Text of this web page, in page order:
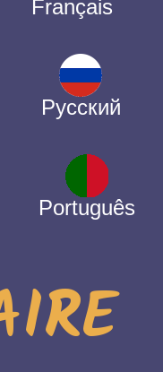
Français
Русский
Português